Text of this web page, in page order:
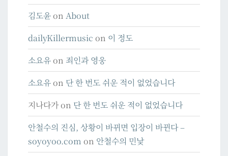
김도윤on About
dailyKillermusic on 이 정도
소요유on 죄인과 영웅
소요유on 단 한 번도 쉬운 적이 없었습니다
지나다가on 단 한 번도 쉬운 적이 없었습니다
안철수의 진심, 상황이 바뀌면 입장이 바뀐다 –
soyoyoo.com on 안철수의 민낯